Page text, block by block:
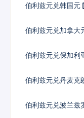
伯利兹元兑韩国元
伯利兹元兑加拿大
伯利兹元兑保加利
伯利兹元兑丹麦克
伯利兹元兑波兰兹